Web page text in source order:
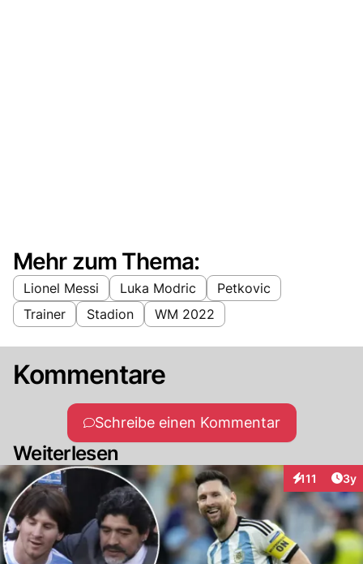
Mehr zum Thema:
Lionel Messi Luka Modric
Petkovic
Trainer
Stadion WM 2022
Kommentare
Schreibe einen Kommentar
Weiterlesen
111
Interaktionen
3y